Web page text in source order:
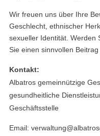
Wir freuen uns über Ihre
Geschlecht, ethnischer
sexueller Identität. Werden
Sie einen sinnvollen
Kontakt:
Albatros gemeinnützige
gesundheitliche
Geschäftsstelle
Email: